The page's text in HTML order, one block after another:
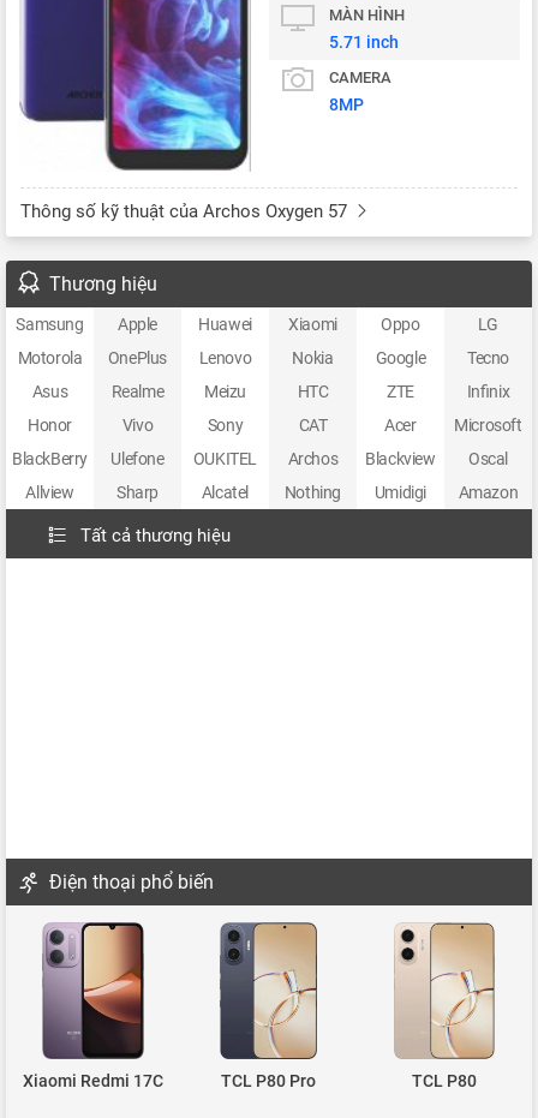
MÀN HÌNH
5.71 inch
CAMERA
8MP
Thông số kỹ thuật của Archos Oxygen 57
Thương hiệu
Samsung Apple Huawei Xiaomi Oppo
LG
Motorola
OnePlus Lenovo Nokia Google
Tecno
Asus
Realme Meizu HTC ZTE
Infinix
Honor
Vivo Sony CAT Acer
Microsoft
BlackBerry
Ulefone OUKITEL Archos Blackview
Oscal
Allview
Sharp Alcatel Nothing Umidigi Amazon
Tất cả thương hiệu
Điện thoại phổ biến
Xiaomi Redmi 17C TCL P80 Pro TCL P80